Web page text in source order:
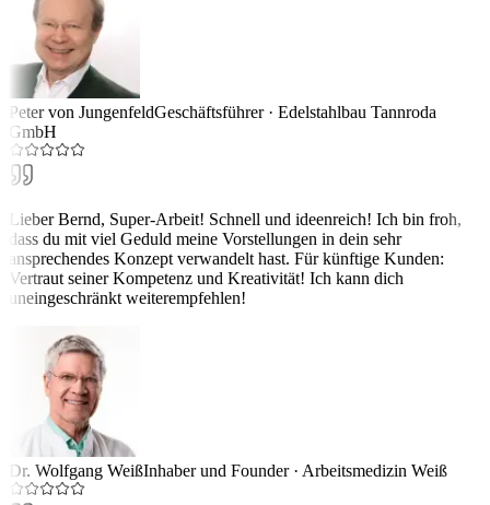
Peter von JungenfeldGeschäftsführer· Edelstahlbau Tannroda
GmbH
Lieber Bernd, Super-Arbeit! Schnell und ideenreich! Ich bin froh,
dass du mit viel Geduld meine Vorstellungen in dein sehr
ansprechendes Konzept verwandelt hast. Für künftige Kunden:
Vertraut seiner Kompetenz und Kreativität! Ich kann dich
uneingeschränkt weiterempfehlen!
Dr. Wolfgang WeißInhaber und Founder· Arbeitsmedizin Weiß